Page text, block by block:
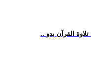
القرآن بدو